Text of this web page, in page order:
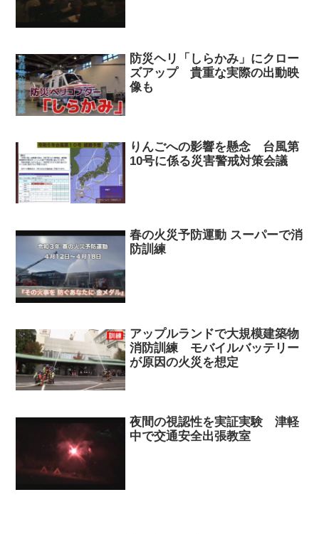
防災ヘリ「しらかみ」にクロー
ズアップ 貴重な実際の出動映
像も
りんごへの影響を懸念 台風第
10号に係る災害警戒対策会議
春の火災予防運動 スーパーで消
防訓練
アップルランドで大規模建築物
消防訓練 モバイルバッテリー
が原因の火災を想定
夜間の視認性を実証実験 津軽
中で交通安全出張教室